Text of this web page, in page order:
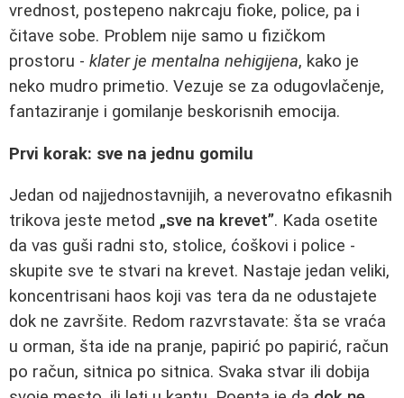
vrednost, postepeno nakrcaju fioke, police, pa i
čitave sobe. Problem nije samo u fizičkom
prostoru - klater je mentalna nehigijena, kako je
neko mudro primetio. Vezuje se za odugovlačenje,
fantaziranje i gomilanje beskorisnih emocija.
Prvi korak: sve na jednu gomilu
Jedan od najjednostavnijih, a neverovatno efikasnih
trikova jeste metod „sve na krevet”. Kada osetite
da vas guši radni sto, stolice, ćoškovi i police -
skupite sve te stvari na krevet. Nastaje jedan veliki,
koncentrisani haos koji vas tera da ne odustajete
dok ne završite. Redom razvrstavate: šta se vraća
u orman, šta ide na pranje, papirić po papirić, račun
po račun, sitnica po sitnica. Svaka stvar ili dobija